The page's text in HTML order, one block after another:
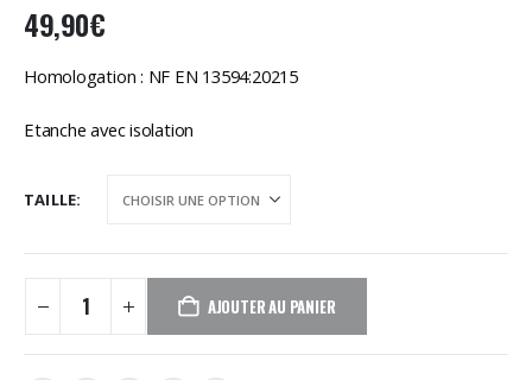
49,90€
Homologation : NF EN 13594:20215
Etanche avec isolation
TAILLE
AJOUTER AU PANIER